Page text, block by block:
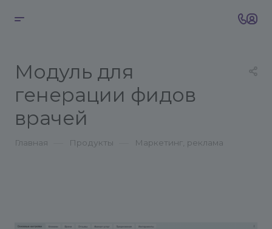
Модуль для
генерации фидов
врачей
Главная Продукты Маркетинг, реклама